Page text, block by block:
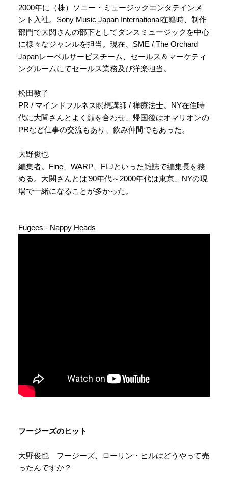
2000年に（株）ソニー・ミュージックエンタテインメ
ント入社。Sony Music Japan International在籍時、制作
部門で大関さんの部下としてダンスミュージックを中心
に様々なジャンルを担当。現在、SME / The Orchard
Japanレーベルサービスチーム、セールス＆マーケティ
ングルームにてセールス業務及び洋楽担当。
松田敦子
PR / マインドフルネス瞑想講師 / 禅療法士。NY在住時
代に大関さんとよく顔を合わせ、帰国後はオマリオンの
PRなど仕事の交流もあり、飲み仲間でもあった。
大野俊也
編集者。Fine、WARP、FLJといった雑誌で編集長を務
める。大関さんとは’90年代～2000年代は東京、NYの現
場で一緒になることが多かった。
Fugees - Nappy Heads
フージーズのヒット
大野俊也 フージーズ、ローリン・ヒルはどうやって売
ったんですか？